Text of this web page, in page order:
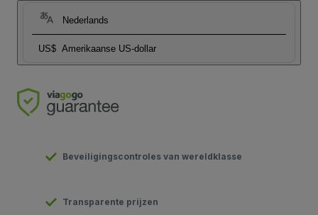
Nederlands
US$ Amerikaanse US-dollar
Beveiligingscontroles van wereldklasse
Transparente prijzen